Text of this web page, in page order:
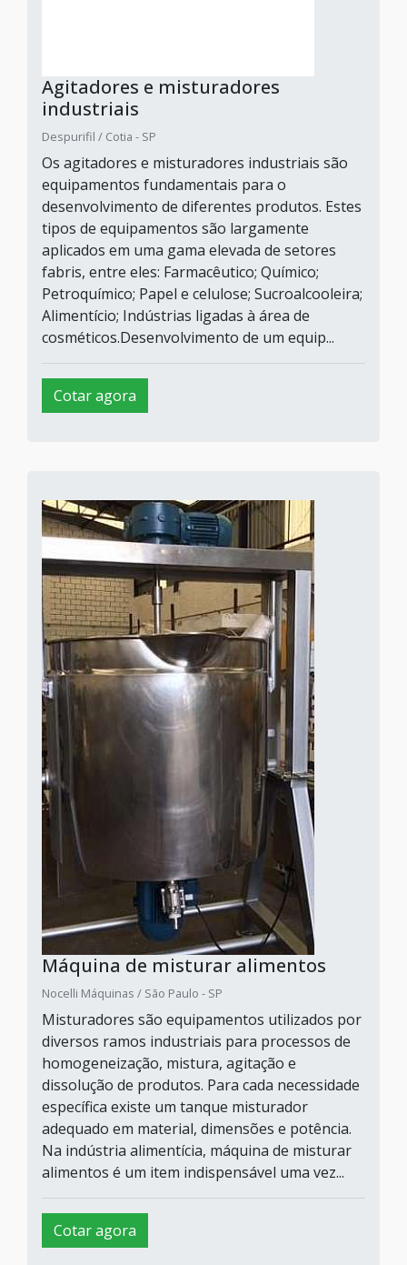
Agitadores e misturadores
industriais
Despurifil / Cotia - SP
Os agitadores e misturadores industriais são
equipamentos fundamentais para o
desenvolvimento de diferentes produtos. Estes
tipos de equipamentos são largamente
aplicados em uma gama elevada de setores
fabris, entre eles: Farmacêutico; Químico;
Petroquímico; Papel e celulose; Sucroalcooleira;
Alimentício; Indústrias ligadas à área de
cosméticos.Desenvolvimento de um equip...
Cotar agora
Máquina de misturar alimentos
Nocelli Máquinas / São Paulo - SP
Misturadores são equipamentos utilizados por
diversos ramos industriais para processos de
homogeneização, mistura, agitação e
dissolução de produtos. Para cada necessidade
específica existe um tanque misturador
adequado em material, dimensões e potência.
Na indústria alimentícia, máquina de misturar
alimentos é um item indispensável uma vez...
Cotar agora